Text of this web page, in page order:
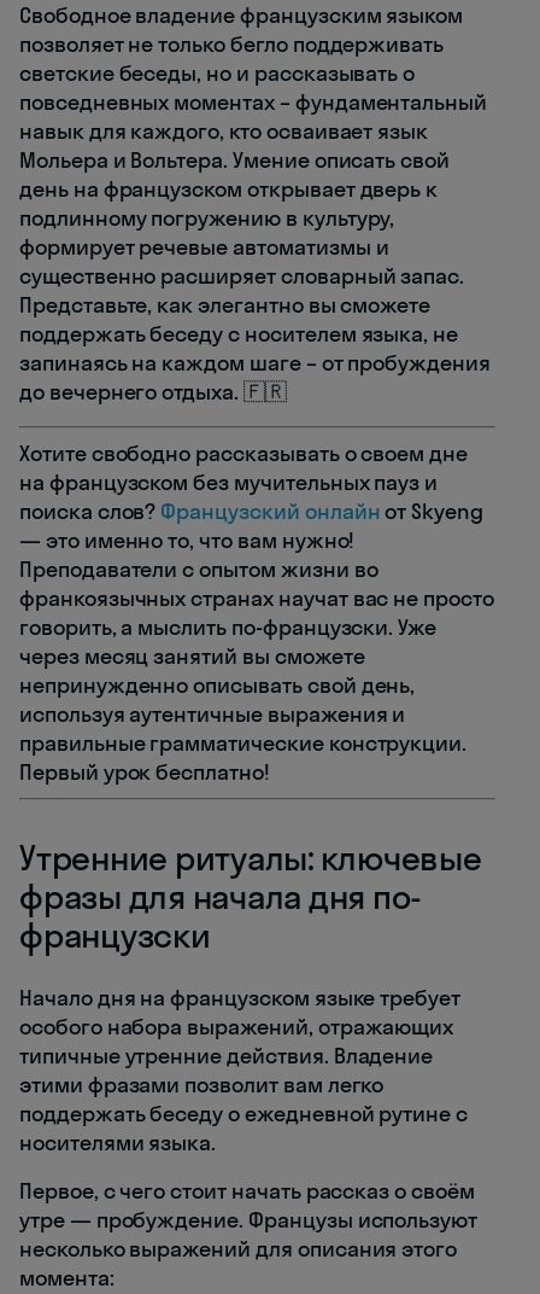
Свободное владение французским языком
позволяет не только бегло поддерживать
светские беседы, но и рассказывать о
повседневных моментах – фундаментальный
навык для каждого, кто осваивает язык
Мольера и Вольтера. Умение описать свой
день на французском открывает дверь к
подлинному погружению в культуру,
формирует речевые автоматизмы и
существенно расширяет словарный запас.
Представьте, как элегантно вы сможете
поддержать беседу с носителем языка, не
запинаясь на каждом шаге – от пробуждения
до вечернего отдыха. 🇫🇷
Хотите свободно рассказывать о своем дне
на французском без мучительных пауз и
поиска слов? Французский онлайнот Skyeng
— это именно то, что вам нужно!
Преподаватели с опытом жизни во
франкоязычных странах научат вас не просто
говорить, а мыслить по-французски. Уже
через месяц занятий вы сможете
непринужденно описывать свой день,
используя аутентичные выражения и
правильные грамматические конструкции.
Первый урок бесплатно!
Утренние ритуалы: ключевые
фразы для начала дня по-
французски
Начало дня на французском языке требует
особого набора выражений, отражающих
типичные утренние действия. Владение
этими фразами позволит вам легко
поддержать беседу о ежедневной рутине с
носителями языка.
Первое, с чего стоит начать рассказ о своём
утре — пробуждение. Французы используют
несколько выражений для описания этого
момента: